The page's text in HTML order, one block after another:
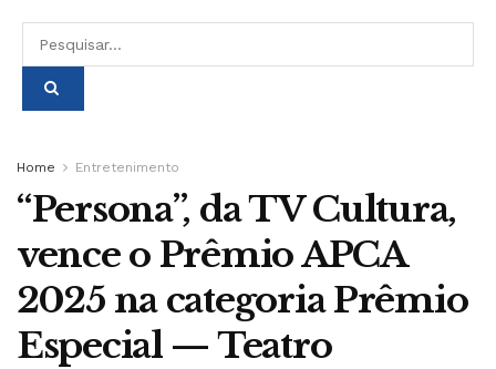
Home Entretenimento
“Persona”, da TV Cultura,
vence o Prêmio APCA
2025 na categoria Prêmio
Especial — Teatro